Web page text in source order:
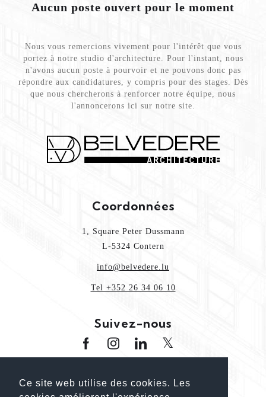
Ce site web utilise des cookies. Les
Aucun poste ouvert pour le moment
Nous vous remercions vivement pour l'intérêt que vous
portez à notre studio d'architecture. Pour l'instant, nous
n'avons aucun poste à pourvoir et ne pouvons donc pas
répondre aux candidatures, y compris pour des stages. Dès
que nous chercherons à renforcer notre équipe, nous
l'annoncerons ici sur notre site.
Coordonnées
1, Square Peter Dussmann
L-5324 Contern
info@belvedere.lu
Tel +352 26 34 06 10
Suivez-nous
www.architectour.lu www.bhp.lu